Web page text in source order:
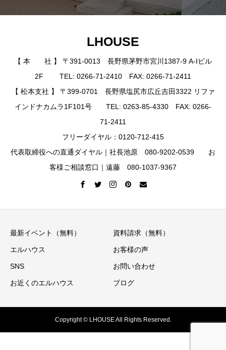
LHOUSE
【 本 社 】 〒391-0013 長野県茅野市宮川1387-9 A-Iビル
2F TEL: 0266-71-2410 FAX: 0266-71-2411
【 松本支社 】 〒399-0701 長野県塩尻市広丘吉田3322 リファ
インドナカムラ1F101号 TEL: 0263-85-4330 FAX: 0266-
71-2411
フリーダイヤル：0120-712-415
代表取締役への直通ダイヤル｜社長池原 080-9202-0539 お
客様ご相談窓口｜遠藤 080-1037-9367
最新イベント（無料） 資料請求（無料）
エルハウス お客様の声
SNS お問い合わせ
お近くのエルハウス ブログ
Copyright © LHOUSE All Rights Reserved.